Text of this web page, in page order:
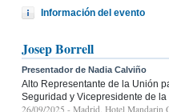
Información del evento
Josep Borrell
Presentador de Nadia Calviño
Alto Representante de la Unión
Seguridad y Vicepresidente de
26/09/2025 - Madrid, Hotel Mandarin